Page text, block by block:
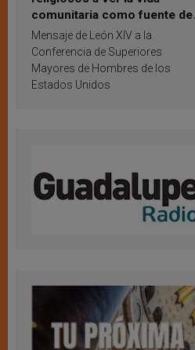
comunitaria como fuente de
inspiración y santificación
Mensaje de León XIV a la
Conferencia de Superiores
Mayores de Hombres de los
Estados Unidos